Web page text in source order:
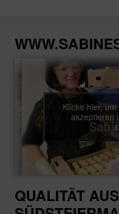
Klicke hier,
akzeptieren
QUALITÄT